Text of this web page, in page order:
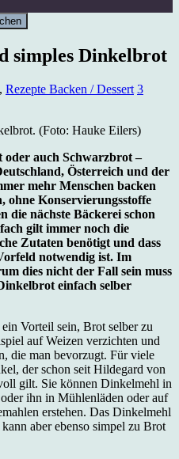
simples Dinkelbrot
, Rezepte Backen / Dessert 3
(Foto: Hauke Eilers)
oder auch Schwarzbrot –
Österreich und der
mehr Menschen backen
ohne Konservierungsstoffe
die nächste Bäckerei schon
gilt immer noch die
Zutaten benötigt und dass
notwendig ist. Im
dies nicht der Fall sein muss
einfach selber
Vorteil sein, Brot selber zu
auf Weizen verzichten und
die man bevorzugt. Für viele
der schon seit Hildegard von
gilt. Sie können Dinkelmehl in
ihn in Mühlenläden oder auf
erstehen. Das Dinkelmehl
aber ebenso simpel zu Brot